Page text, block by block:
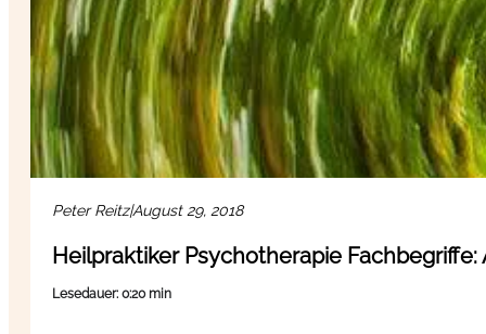
Peter Reitz|August 29, 2018
Heilpraktiker Psychotherapie Fachbegriffe:
Lesedauer: 0:20 min